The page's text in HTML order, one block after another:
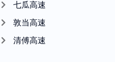
七瓜高速
敦当高速
清傅高速